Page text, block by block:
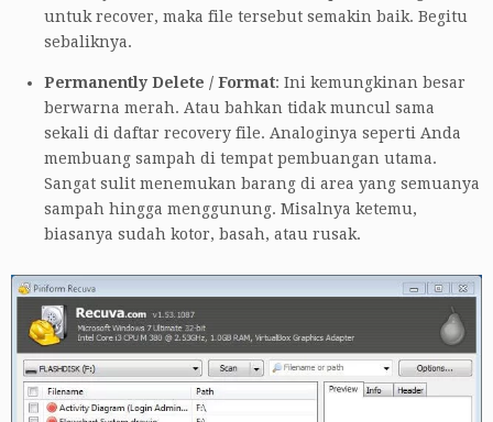
untuk recover, maka file tersebut semakin baik. Begitu
sebaliknya.
Permanently Delete / Format: Ini kemungkinan besar
berwarna merah. Atau bahkan tidak muncul sama
sekali di daftar recovery file. Analoginya seperti Anda
membuang sampah di tempat pembuangan utama.
Sangat sulit menemukan barang di area yang semuanya
sampah hingga menggunung. Misalnya ketemu,
biasanya sudah kotor, basah, atau rusak.